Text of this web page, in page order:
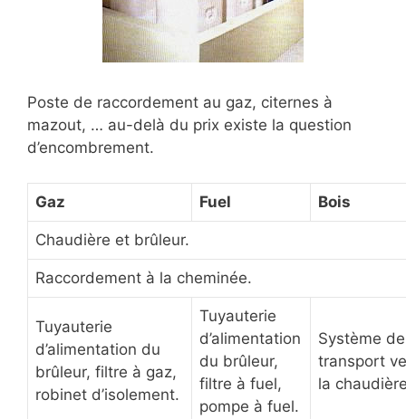
Poste de raccordement au gaz, citernes à
mazout, … au-delà du prix existe la question
d’encombrement.
Gaz Fuel Bois
Chaudière et brûleur.
Raccordement à la cheminée.
Tuyauterie
d’alimentation du
brûleur, filtre à gaz,
robinet d’isolement.
Tuyauterie
d’alimentation
du brûleur,
filtre à fuel,
pompe à fuel.
Système de
transport
la